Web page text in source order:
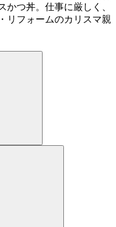
かつ丼。仕事に厳しく、
リフォームのカリスマ親